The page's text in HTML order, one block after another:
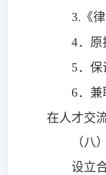
3.《
4．原
5．
6．
在人才交
（八）
设立合